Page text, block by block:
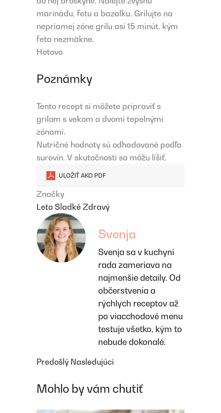
marinádu, fetu a bazalku. Grilujte na
nepriamej zóne grilu asi 15 minút, kým
feta nezmäkne.
Hotovo
Poznámky
Tento recept si môžete pripraviť s
grilom s vekom a dvomi tepelnými
zónami.
Nutričné ​​hodnoty sú odhadované podľa
surovín. V skutočnosti sa môžu líšiť.
ULOŽIŤ AKO PDF
Značky
Leto Sladké Zdravý
Svenja
Svenja sa v kuchyni
rada zameriava na
najmenšie detaily. Od
občerstvenia a
rýchlych receptov až
po viacchodové menu
testuje všetko, kým to
nebude dokonalé.
Predošlý Nasledujúci
Mohlo by vám chutiť